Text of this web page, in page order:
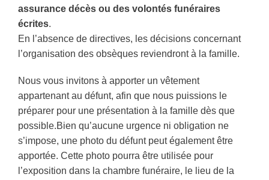
assurance décès ou des volontés funéraires
écrites.
En l’absence de directives, les décisions concernant
l’organisation des obsèques reviendront à la famille.
Nous vous invitons à apporter un vêtement
appartenant au défunt, afin que nous puissions le
préparer pour une présentation à la famille dès que
possible.Bien qu’aucune urgence ni obligation ne
s’impose, une photo du défunt peut également être
apportée. Cette photo pourra être utilisée pour
l’exposition dans la chambre funéraire, le lieu de la